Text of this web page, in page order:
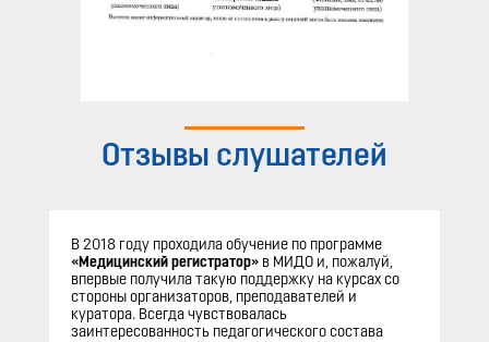
Отзывы слушателей
В 2018 году проходила обучение по программе
«Медицинский регистратор» в МИДО и, пожалуй,
впервые получила такую поддержку на курсах со
стороны организаторов, преподавателей и
куратора. Всегда чувствовалась
заинтересованность педагогического состава